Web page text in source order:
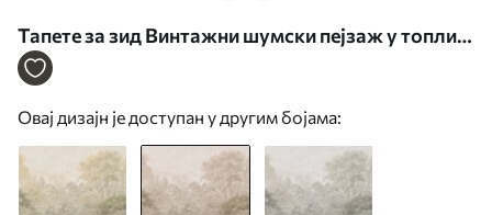
Тапете за зид Винтажни шумски пејзаж у топлим
беж тоновима бр. w05433v1
Овај дизајн је доступан у другим бојама: